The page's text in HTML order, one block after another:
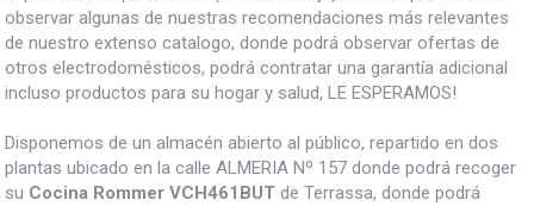
observar algunas de nuestras recomendaciones más relevantes
de nuestro extenso catalogo, donde podrá observar ofertas de
otros electrodomésticos, podrá contratar una garantía adicional
incluso productos para su hogar y salud, LE ESPERAMOS!
Disponemos de un almacén abierto al público, repartido en dos
plantas ubicado en la calle ALMERIA Nº 157 donde podrá recoger
su Cocina Rommer VCH461BUT de Terrassa, donde podrá